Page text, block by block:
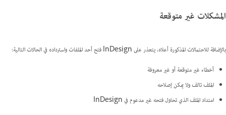
المشكلات غير متوقعة
بالإضافة للاحتمالات المذكورة أعلاه، يتعذر على InDesign فتح أحد الملفات واسترداده في الحالات التالية:
أخطاء غير متوقعة أو غير معروفة
الملف تالف ولا يمكن إصلاحه
امتداد الملف الذي تحاول فتحه غير مدعوم في InDesign